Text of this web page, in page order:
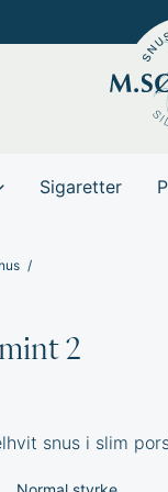
Sigaretter
2
snus i slim